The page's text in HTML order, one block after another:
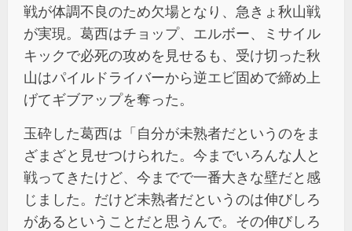
戦が体調不良のため欠場となり、急きょ秋山戦
が実現。葛西はチョップ、エルボー、ミサイル
キックで必死の攻めを見せるも、受け切った秋
山はパイルドライバーから逆エビ固めで締め上
げてギブアップを奪った。
玉砕した葛西は「自分が未熟者だというのをま
ざまざと見せつけられた。今までいろんな人と
戦ってきたけど、今までで一番大きな壁だと感
じました。だけど未熟者だというのは伸びしろ
があるということだと思うんで。その伸びしろ